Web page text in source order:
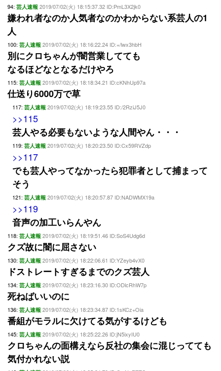
94: 芸人速報 2019/07/02(火) 18:15:37.32 ID:PmL3X2jk0
嫌われ者なのか人気者なのかわからない系芸人の1
人
100: 芸人速報 2019/07/02(火) 18:16:22.24 ID:+/lwx3hbH
別にクロちゃんが闇営業してても
なるほどなとなるだけやろ
115: 芸人速報 2019/07/02(火) 18:18:34.21 ID:cKNhUp97a
仕送り6000万で草
117: 芸人速報 2019/07/02(火) 18:19:23.55 ID:/2RziJ5J0
>>115
芸人やる必要もないような人間やん・・・
119: 芸人速報 2019/07/02(火) 18:20:23.50 ID:Cx59RVZdp
>>117
でも芸人やってなかったら犯罪者として捕まって
そう
121: 芸人速報 2019/07/02(火) 18:20:57.87 ID:NADWMX19a
>>119
音声の加工いらんやん
118: 芸人速報 2019/07/02(火) 18:19:51.46 ID:SoS4Udg6d
クズ故に闇に屈さない
130: 芸人速報 2019/07/02(火) 18:22:06.61 ID:YZeyb4vX0
ドストレートすぎるまでのクズ芸人
134: 芸人速報 2019/07/02(火) 18:23:16.30 ID:ODlcRhW7p
死ねばいいのに
136: 芸人速報 2019/07/02(火) 18:23:34.87 ID:1sKCz+Oia
番組がモラルに欠けてる気がするけども
145: 芸人速報 2019/07/02(火) 18:25:22.26 ID:jN5ixyIU0
クロちゃんの面構えなら反社の集会に混じってても
気付かれない説